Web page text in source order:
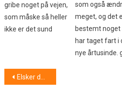
gribe noget på vejen,
som måske så heller
ikke er det sund
som også
meget, og det
bestemt noget
har taget fart i
nye årtusinde.
Indlægsnavigation
Elsker du også at rejse rundt?